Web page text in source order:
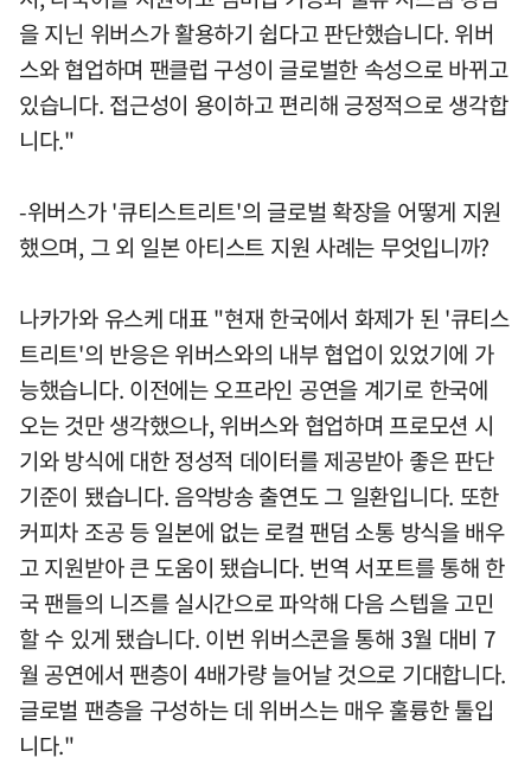
을 지닌 위버스가 활용하기 쉽다고 판단했습니다. 위버
스와 협업하며 팬클럽 구성이 글로벌한 속성으로 바뀌고
있습니다. 접근성이 용이하고 편리해 긍정적으로 생각합
니다."
-위버스가 '큐티스트리트'의 글로벌 확장을 어떻게 지원
했으며, 그 외 일본 아티스트 지원 사례는 무엇입니까?
나카가와 유스케 대표 "현재 한국에서 화제가 된 '큐티스
트리트'의 반응은 위버스와의 내부 협업이 있었기에 가
능했습니다. 이전에는 오프라인 공연을 계기로 한국에
오는 것만 생각했으나, 위버스와 협업하며 프로모션 시
기와 방식에 대한 정성적 데이터를 제공받아 좋은 판단
기준이 됐습니다. 음악방송 출연도 그 일환입니다. 또한
커피차 조공 등 일본에 없는 로컬 팬덤 소통 방식을 배우
고 지원받아 큰 도움이 됐습니다. 번역 서포트를 통해 한
국 팬들의 니즈를 실시간으로 파악해 다음 스텝을 고민
할 수 있게 됐습니다. 이번 위버스콘을 통해 3월 대비 7
월 공연에서 팬층이 4배가량 늘어날 것으로 기대합니다.
글로벌 팬층을 구성하는 데 위버스는 매우 훌륭한 툴입
니다."